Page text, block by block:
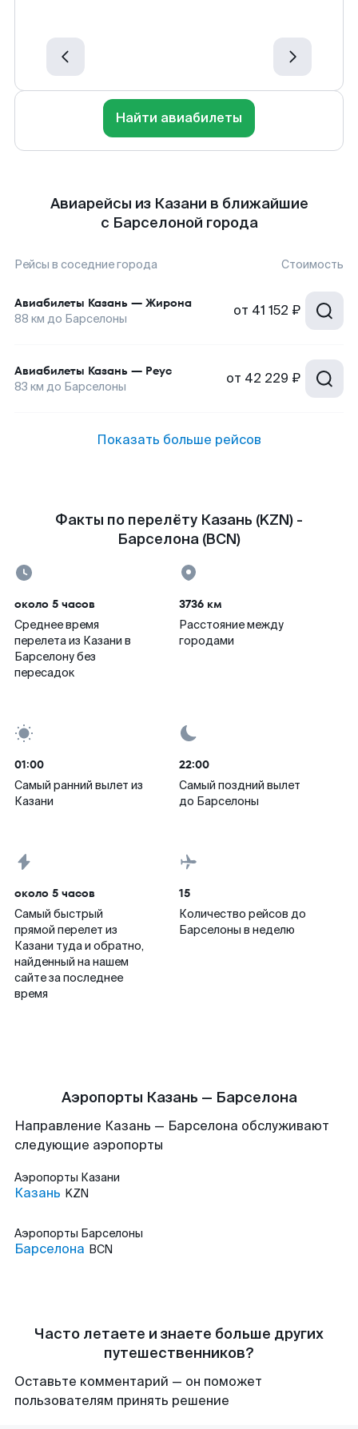
Найти авиабилеты
Авиарейсы из Казани в ближайшие
с Барселоной города
Рейсы в соседние города Стоимость
Авиабилеты Казань — Жирона
88 км до Барселоны от 41 152 ₽
Авиабилеты Казань — Реус
83 км до Барселоны от 42 229 ₽
Показать больше рейсов
Факты по перелёту Казань (KZN) -
Барселона (BCN)
около 5 часов
Среднее время
перелета из Казани в
Барселону без
пересадок
3736 км
Расстояние между
городами
01:00
Самый ранний вылет из
Казани
22:00
Самый поздний вылет
до Барселоны
около 5 часов
Самый быстрый
прямой перелет из
Казани туда и обратно,
найденный на нашем
сайте за последнее
время
15
Количество рейсов до
Барселоны в неделю
Аэропорты Казань — Барселона
Направление Казань — Барселона обслуживают
следующие аэропорты
Аэропорты Казани
Казань KZN
Аэропорты Барселоны
Барселона BCN
Часто летаете и знаете больше других
путешественников?
Оставьте комментарий — он поможет
пользователям принять решение